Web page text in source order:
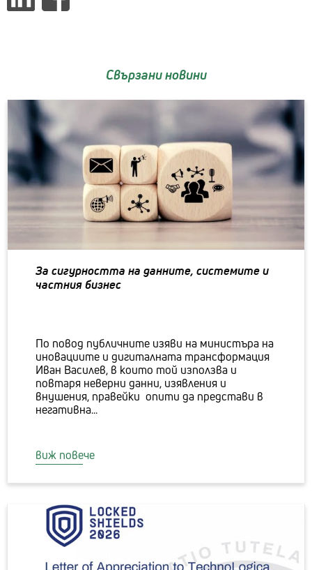
Свързани новини
За сигурността на данните, системите и
частния бизнес
По повод публичните изяви на министъра на
иновациите и дигиталната трансформация
Иван Василев, в които той използва и
повтаря неверни данни, изявления и
внушения, правейки опити да представи в
негативна...
виж повече